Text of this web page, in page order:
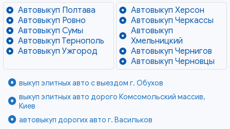
Автовыкуп Полтава
Автовыкуп Ровно
Автовыкуп Сумы
Автовыкуп Тернополь
Автовыкуп Ужгород
Автовыкуп Херсон
Автовыкуп Черкассы
Автовыкуп
Хмельницкий
Автовыкуп Чернигов
Автовыкуп Черновцы
выкуп элитных авто с выездом г. Обухов
выкуп элитных авто дорого Комсомольский массив,
Киев
автовыкуп дорогих авто г. Васильков